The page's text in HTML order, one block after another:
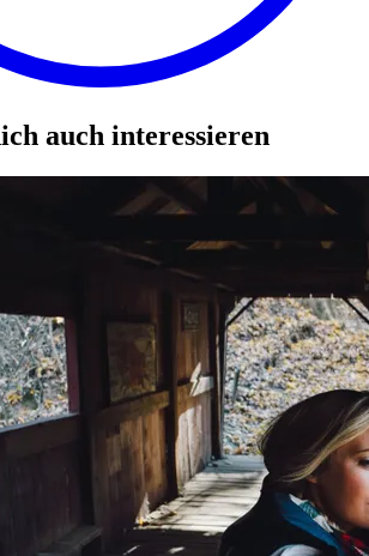
auch interessieren